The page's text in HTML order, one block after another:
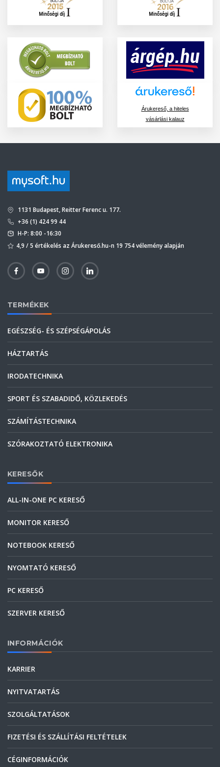
Árukereső, a hiteles
vásárlási kalauz
1131 Budapest, Reitter Ferenc u. 177.
+36 (1) 424 99 44
H-P: 8:00 -16:30
4,9 / 5 értékelés az Árukereső.hu-n 19 754 vélemény alapján
TERMÉKEK
EGÉSZSÉG- ÉS SZÉPSÉGÁPOLÁS
HÁZTARTÁS
IRODATECHNIKA
SPORT ÉS SZABADIDŐ, KÖZLEKEDÉS
SZÁMÍTÁSTECHNIKA
SZÓRAKOZTATÓ ELEKTRONIKA
KERESŐK
ALL-IN-ONE PC KERESŐ
MONITOR KERESŐ
NOTEBOOK KERESŐ
NYOMTATÓ KERESŐ
PC KERESŐ
SZERVER KERESŐ
INFORMÁCIÓK
KARRIER
NYITVATARTÁS
SZOLGÁLTATÁSOK
FIZETÉSI ÉS SZÁLLÍTÁSI FELTÉTELEK
CÉGINFORMÁCIÓK